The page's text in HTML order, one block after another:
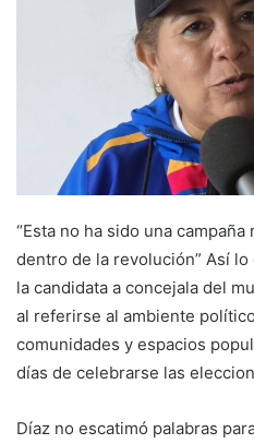
“Esta no ha sido una
dentro de la revolución” Así
la candidata a concejala del
al referirse al ambiente
comunidades y espacios
días de celebrarse las
Díaz no escatimó palabras